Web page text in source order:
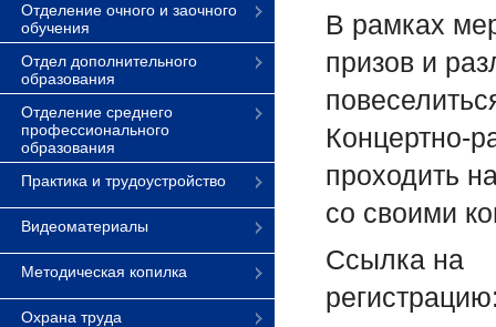
Отделение очного и заочного
обучения
Отдел дополнительного
образования
Отделение среднего
профессионального
образования
Практика и трудоустройство
Видеоматериалы
Методическая копилка
Охрана труда
В рамках
призов и
Концертно-
проходить
со своими
Ссылка на